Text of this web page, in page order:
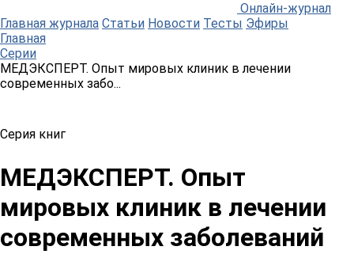
Онлайн-журнал
Главная журнала Статьи Новости Тесты Эфиры
Главная
Серии
МЕДЭКСПЕРТ. Опыт мировых клиник в лечении
современных забо...
Серия книг
МЕДЭКСПЕРТ. Опыт
мировых клиник в лечении
современных заболеваний